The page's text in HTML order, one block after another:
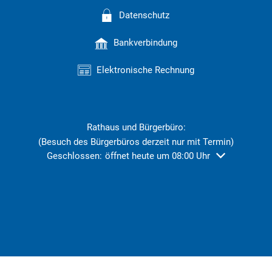
Datenschutz
Bankverbindung
Elektronische Rechnung
Rathaus und Bürgerbüro:
(Besuch des Bürgerbüros derzeit nur mit Termin)
Klicken, um weitere Öffnungs- oder Schließzeiten
Geschlossen: öffnet heute um 08:00 Uhr